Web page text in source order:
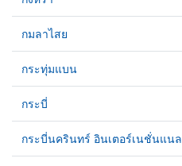
กมลาไสย
กระทุ่มแบน
กระบี่
กระบี่นครินทร์ อินเตอร์เนชั่นแนล